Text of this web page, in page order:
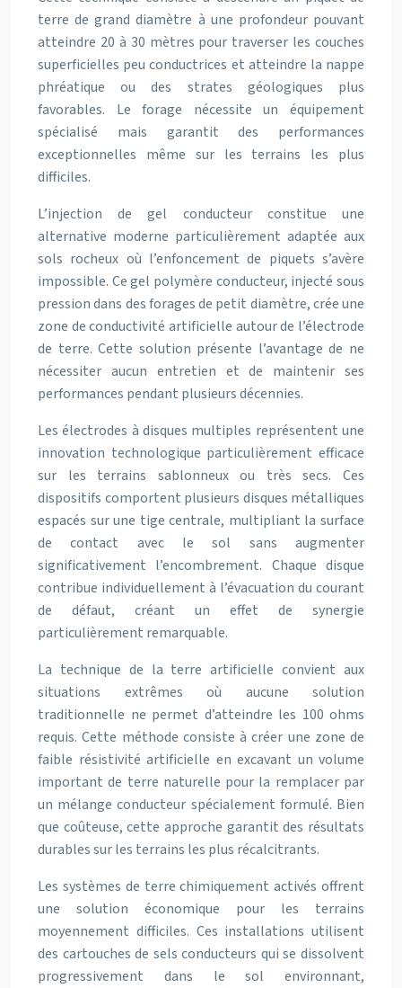
terre de grand diamètre à une profondeur pouvant
atteindre 20 à 30 mètres pour traverser les couches
superficielles peu conductrices et atteindre la nappe
phréatique ou des strates géologiques plus
favorables. Le forage nécessite un équipement
spécialisé mais garantit des performances
exceptionnelles même sur les terrains les plus
difficiles.
L’injection de gel conducteur constitue une
alternative moderne particulièrement adaptée aux
sols rocheux où l’enfoncement de piquets s’avère
impossible. Ce gel polymère conducteur, injecté sous
pression dans des forages de petit diamètre, crée une
zone de conductivité artificielle autour de l’électrode
de terre. Cette solution présente l’avantage de ne
nécessiter aucun entretien et de maintenir ses
performances pendant plusieurs décennies.
Les électrodes à disques multiples représentent une
innovation technologique particulièrement efficace
sur les terrains sablonneux ou très secs. Ces
dispositifs comportent plusieurs disques métalliques
espacés sur une tige centrale, multipliant la surface
de contact avec le sol sans augmenter
significativement l’encombrement. Chaque disque
contribue individuellement à l’évacuation du courant
de défaut, créant un effet de synergie
particulièrement remarquable.
La technique de la terre artificielle convient aux
situations extrêmes où aucune solution
traditionnelle ne permet d’atteindre les 100 ohms
requis. Cette méthode consiste à créer une zone de
faible résistivité artificielle en excavant un volume
important de terre naturelle pour la remplacer par
un mélange conducteur spécialement formulé. Bien
que coûteuse, cette approche garantit des résultats
durables sur les terrains les plus récalcitrants.
Les systèmes de terre chimiquement activés offrent
une solution économique pour les terrains
moyennement difficiles. Ces installations utilisent
des cartouches de sels conducteurs qui se dissolvent
progressivement dans le sol environnant,